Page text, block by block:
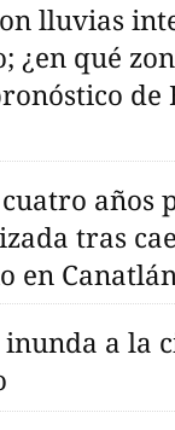
lluvias
¿en qué
de
años
tras
en
a la